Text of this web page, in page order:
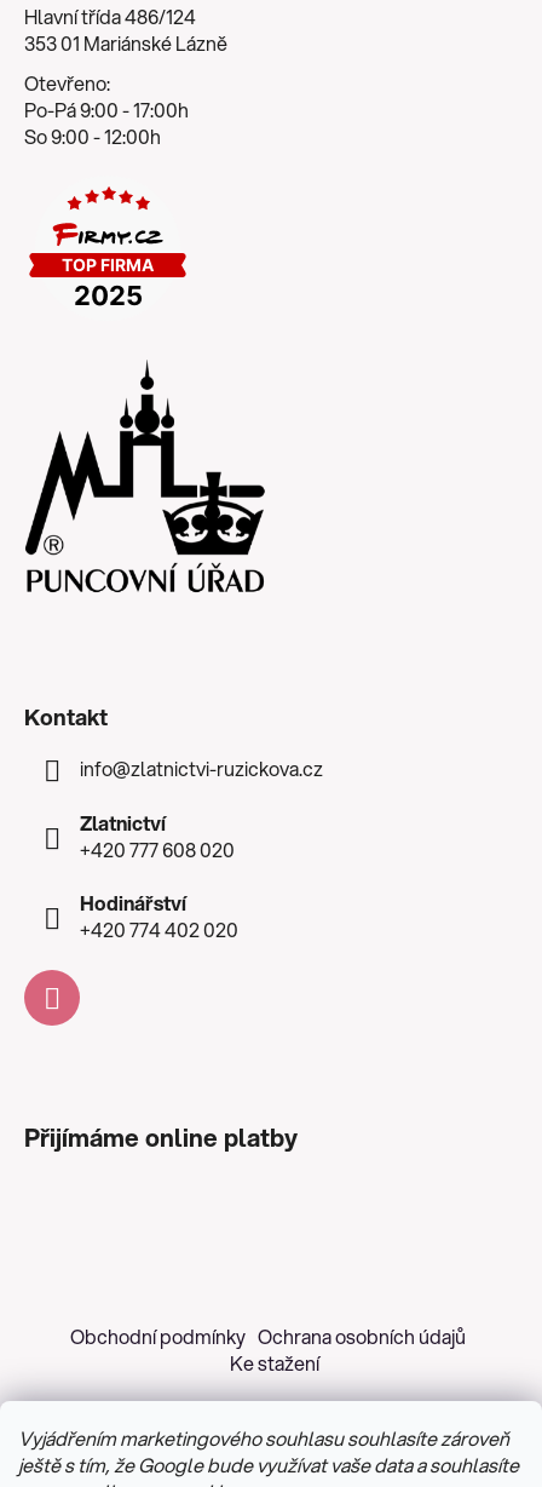
Vyjádřením marketingového souhlasu souhlasíte zároveň
ještě s tím, že Google bude využívat vaše data a souhlasíte
Hlavní třída 486/124
353 01 Mariánské Lázně
Otevřeno:
Po-Pá 9:00 - 17:00h
So 9:00 - 12:00h
Kontakt
info@zlatnictvi-ruzickova.cz
Zlatnictví
+420 777 608 020
Hodinářství
+420 774 402 020
Přijímáme online platby
Obchodní podmínky Ochrana osobních údajů
Ke stažení